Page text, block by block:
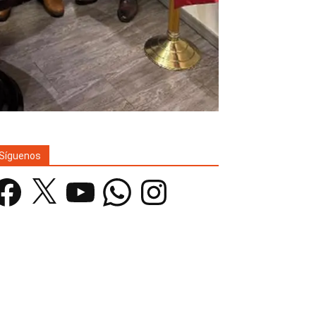
YouTube WhatsAppInstagram